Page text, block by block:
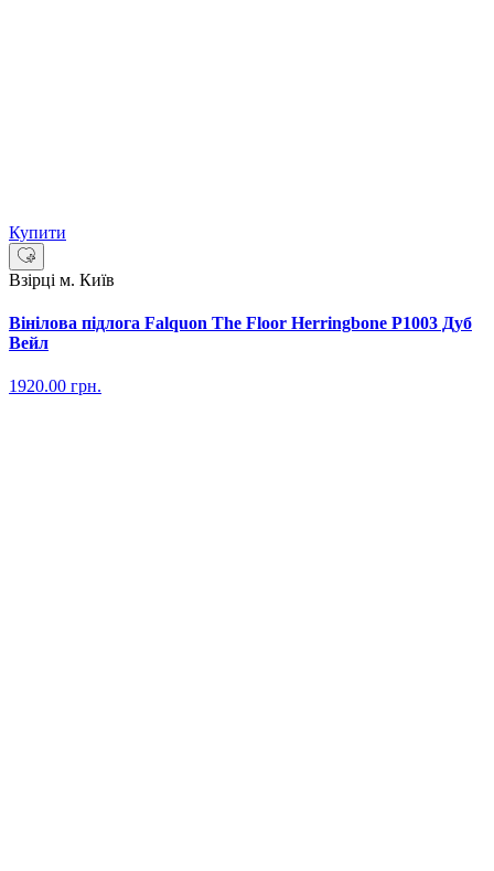
Купити
Взірці м. Київ
Вінілова підлога Falquon The Floor Herringbone P1003 Дуб
Вейл
1920.00 грн.